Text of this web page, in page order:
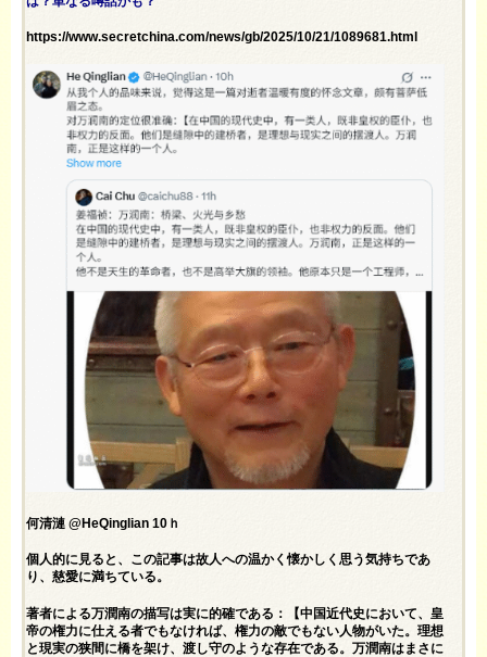
https://www.secretchina.com/news/gb/2025/10/21/1089681.html
何清漣 @HeQinglian 10ｈ
個人的に見ると、この記事は故人への温かく懐かしく思う気持ちであ
り、慈愛に満ちている。
著者による万潤南の描写は実に的確である：【中国近代史において、皇
帝の権力に仕える者でもなければ、権力の敵でもない人物がいた。理想
と現実の狭間に橋を架け、渡し守のような存在である。万潤南はまさに